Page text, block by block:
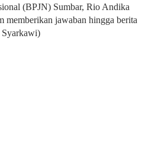
(BPJN) Sumbar, Rio Andika
memberikan jawaban hingga berita